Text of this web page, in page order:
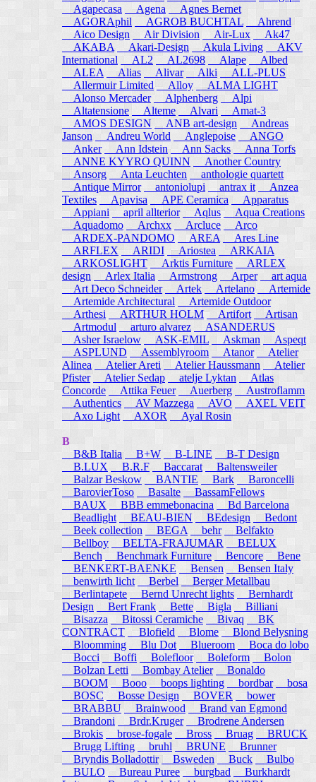
Agapecasa
Agena
Agnes Bernet
AGORAphil
AGROB BUCHTAL
Ahrend
Aico Design
Air Division Air-Lux
Ak47
AKABA
Akari-Design Akula Living
AKV
International
AL2 AL2698 Alape
Albed
ALEA
Alias Alivar Alki
ALL-PLUS
Allermuir Limited
Alloy
ALMA LIGHT
Alonso Mercader
Alphenberg
Alpi
Altatensione
Alteme Alvari
Amat-3
AMOS DESIGN
ANB art-design
Andreas
Janson
Andreu World Anglepoise
ANGO
Anker
Ann Idstein Ann Sacks
Anna Torfs
ANNE KYYRO QUINN
Another Country
Ansorg
Anta Leuchten
anthologie quartett
Antique Mirror
antoniolupi antrax it
Anzea
Textiles
Apavisa APE Ceramica
Apparatus
Appiani
april allterior Aqlus Aqua Creations
Aquadomo
Archxx Arcluce
Arco
ARDEX-PANDOMO
AREA
Ares Line
ARFLEX
ARIDI Ariostea
ARKAIA
ARKOSLIGHT
Arktis Furniture
ARLEX
design
Arlex Italia Armstrong Arper
art aqua
Art Deco Schneider
Artek Artelano
Artemide
Artemide Architectural
Artemide Outdoor
Arthesi
ARTHUR HOLM Artifort
Artisan
Artmodul
arturo alvarez
ASANDERUS
Asher Israelow
ASK-EMIL Askman
Aspeqt
ASPLUND
Assemblyroom Atanor
Atelier
Alinea
Atelier Areti Atelier Haussmann
Atelier
Pfister
Atelier Sedap atelje Lyktan
Atlas
Concorde
Attika Feuer Auerberg
Austroflamm
Authentics
AV Mazzega AVO
AXEL VEIT
Axo Light
AXOR Ayal Rosin
B
B&B Italia
B+W B-LINE
B-T Design
B.LUX
B.R.F Baccarat
Baltensweiler
Balzar Beskow
BANTIE Bark
Baroncelli
BarovierToso
Basalte
BassamFellows
BAUX
BBB emmebonacina
Bd Barcelona
Beadlight
BEAU-BIEN BEdesign
Bedont
Beek collection
BEGA behr
Belfakto
Bellboy
BELTA-FRAJUMAR
BELUX
Bench
Benchmark Furniture Bencore
Bene
BENKERT-BAENKE
Bensen
Bensen Italy
benwirth licht
Berbel
Berger Metallbau
Berlintapete
Bernd Unrecht lights
Bernhardt
Design
Bert Frank Bette Bigla
Billiani
Bisazza
Bitossi Ceramiche Bivaq
BK
CONTRACT
Blofield Blome Blond Belysning
Bloomming
Blu Dot Blueroom
Boca do lobo
Bocci
Boffi Bolefloor Boleform
Bolon
Bolzan Letti
Bombay Atelier
Bonaldo
BOOM
Booo boops lighting bordbar
bosa
BOSC
Bosse Design BOVER
bower
BRABBU
Brainwood
Brand van Egmond
Brandoni
Brdr.Kruger
Brodrene Andersen
Brokis
brose-fogale Bross Bruag
BRUCK
Brugg Lifting
bruhl BRUNE
Brunner
Bryndis Bolladottir
Bsweden Buck
Bulbo
BULO
Bureau Puree burgbad
Burkhardt